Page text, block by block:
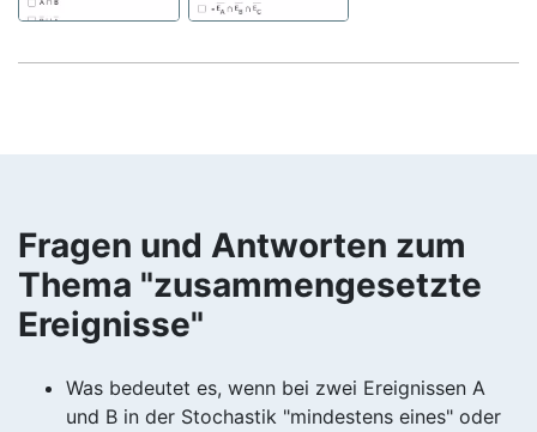
Fragen und Antworten zum
Thema "zusammengesetzte
Ereignisse"
Was bedeutet es, wenn bei zwei Ereignissen A
und B in der Stochastik "mindestens eines" oder